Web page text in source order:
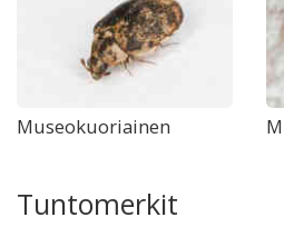
Museokuoriainen
Tuntomerkit